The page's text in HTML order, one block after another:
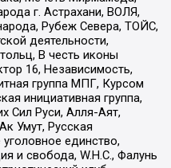
г. Астрахани, ВОЛЯ,
Рубеж Севера, ТОЙС,
деятельности,
В честь иконы
16, Независимость,
группа МПГ, Курсом
инициативная группа,
Сил Руси, Алля-Аят,
Умут, Русская
единство,
и свобода, W.H.С., Фалунь